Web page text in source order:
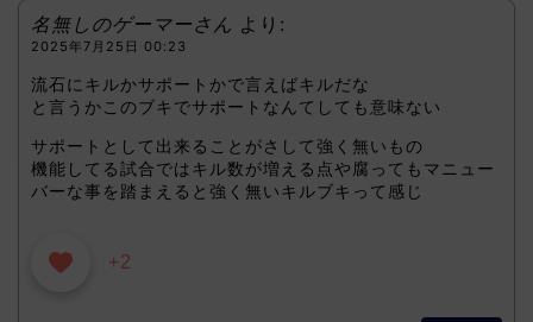
名無しのゲーマーさん より:
2025年7月25日 00:23
流石にキルかサポートかで言えばキルだな
と言うかこのブキでサポートなんてしても意味ない
サポートとして出来ることがさして強く無いもの
機能してる試合ではキル数が増える点や腐ってもマニュー
バーな事を踏まえると強く無いキルブキって感じ
+2